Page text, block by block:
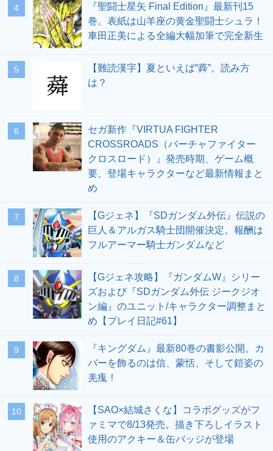
4
『聖闘士星矢 Final Edition』最新刊15
巻。表紙は山羊座の黄金聖闘士シュラ！
車田正美による全編大幅加筆で完全新生
5
【難読漢字】夏といえば“蕣”。読み方
は？
6
セガ新作『VIRTUA FIGHTER
CROSSROADS（バーチャファイター
クロスロード）』発売時期、ゲーム概
要、登場キャラクターなど最新情報まと
め
7
【Gジェネ】『SDガンダム外伝』伝説の
巨人＆アルガス騎士団開催決定。報酬は
フルアーマー騎士ガンダムなど
8
【Gジェネ攻略】『ガンダムW』シリー
ズおよび『SDガンダム外伝 ジークジオ
ン編』のユニット/キャラクター調整まと
め【プレイ日記#61】
9
『キングダム』最新80巻の書影公開。カ
バーを飾るのは信、蒙恬、そして鎧姿の
羌瘣！
10
【SAO×結城さくな】コラボグッズがフ
ァミマで8/13発売。描き下ろしイラスト
使用のアクキー＆缶バッジが登場